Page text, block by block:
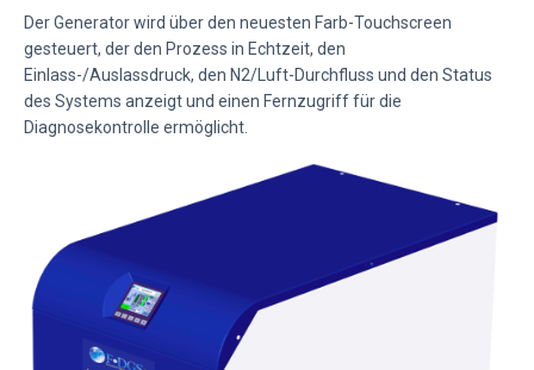
Der Generator wird über den neuesten Farb-Touchscreen
gesteuert, der den Prozess in Echtzeit, den
Einlass-/Auslassdruck, den N2/Luft-Durchfluss und den Status
des Systems anzeigt und einen Fernzugriff für die
Diagnosekontrolle ermöglicht.